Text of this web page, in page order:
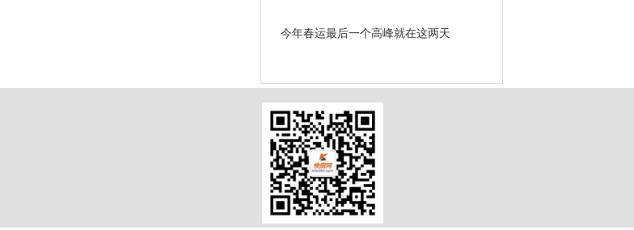
今年春运最后一个高峰就在这两天